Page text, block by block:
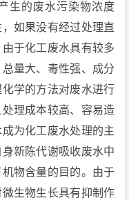
生的废水污染物浓度
如果没有经过处理直
于化工废水具有较多
量大、毒性强、成分
学的方法对废水进行
理成本较高、容易造
为化工废水处理的主
新陈代谢吸收废水中
物含量的目的。由于
生物生长具有抑制作